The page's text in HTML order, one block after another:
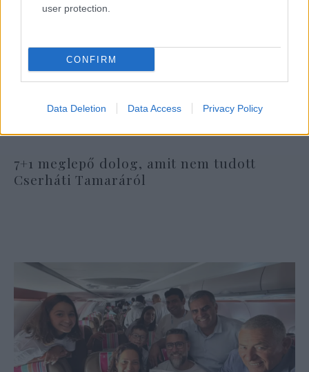
user protection.
CONFIRM
Data Deletion Data Access Privacy Policy
7+1 meglepő dolog, amit nem tudott
Cserháti Tamaráról